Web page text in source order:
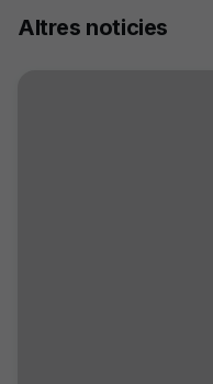
Altres noticies